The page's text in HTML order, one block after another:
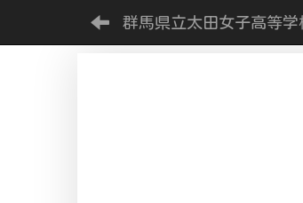
群馬県立太田女子高等学